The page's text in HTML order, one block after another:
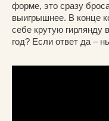
форме, это сразу
выигрышнее. В конце
себе крутую гирлянду
год? Если ответ да –